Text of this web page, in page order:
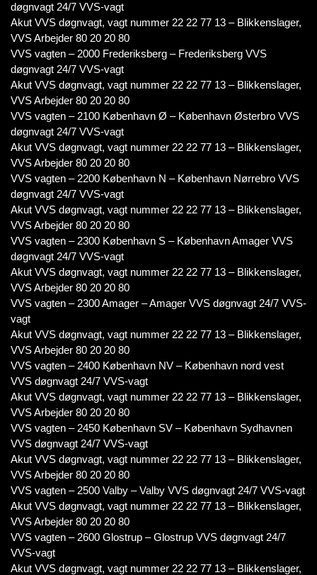
døgnvagt 24/7 VVS-vagt
Akut VVS døgnvagt, vagt nummer 22 22 77 13 – Blikkenslager,
VVS Arbejder 80 20 20 80
VVS vagten – 2000 Frederiksberg – Frederiksberg VVS
døgnvagt 24/7 VVS-vagt
Akut VVS døgnvagt, vagt nummer 22 22 77 13 – Blikkenslager,
VVS Arbejder 80 20 20 80
VVS vagten – 2100 København Ø – København Østerbro VVS
døgnvagt 24/7 VVS-vagt
Akut VVS døgnvagt, vagt nummer 22 22 77 13 – Blikkenslager,
VVS Arbejder 80 20 20 80
VVS vagten – 2200 København N – København Nørrebro VVS
døgnvagt 24/7 VVS-vagt
Akut VVS døgnvagt, vagt nummer 22 22 77 13 – Blikkenslager,
VVS Arbejder 80 20 20 80
VVS vagten – 2300 København S – København Amager VVS
døgnvagt 24/7 VVS-vagt
Akut VVS døgnvagt, vagt nummer 22 22 77 13 – Blikkenslager,
VVS Arbejder 80 20 20 80
VVS vagten – 2300 Amager – Amager VVS døgnvagt 24/7 VVS-
vagt
Akut VVS døgnvagt, vagt nummer 22 22 77 13 – Blikkenslager,
VVS Arbejder 80 20 20 80
VVS vagten – 2400 København NV – København nord vest
VVS døgnvagt 24/7 VVS-vagt
Akut VVS døgnvagt, vagt nummer 22 22 77 13 – Blikkenslager,
VVS Arbejder 80 20 20 80
VVS vagten – 2450 København SV – København Sydhavnen
VVS døgnvagt 24/7 VVS-vagt
Akut VVS døgnvagt, vagt nummer 22 22 77 13 – Blikkenslager,
VVS Arbejder 80 20 20 80
VVS vagten – 2500 Valby – Valby VVS døgnvagt 24/7 VVS-vagt
Akut VVS døgnvagt, vagt nummer 22 22 77 13 – Blikkenslager,
VVS Arbejder 80 20 20 80
VVS vagten – 2600 Glostrup – Glostrup VVS døgnvagt 24/7
VVS-vagt
Akut VVS døgnvagt, vagt nummer 22 22 77 13 – Blikkenslager,